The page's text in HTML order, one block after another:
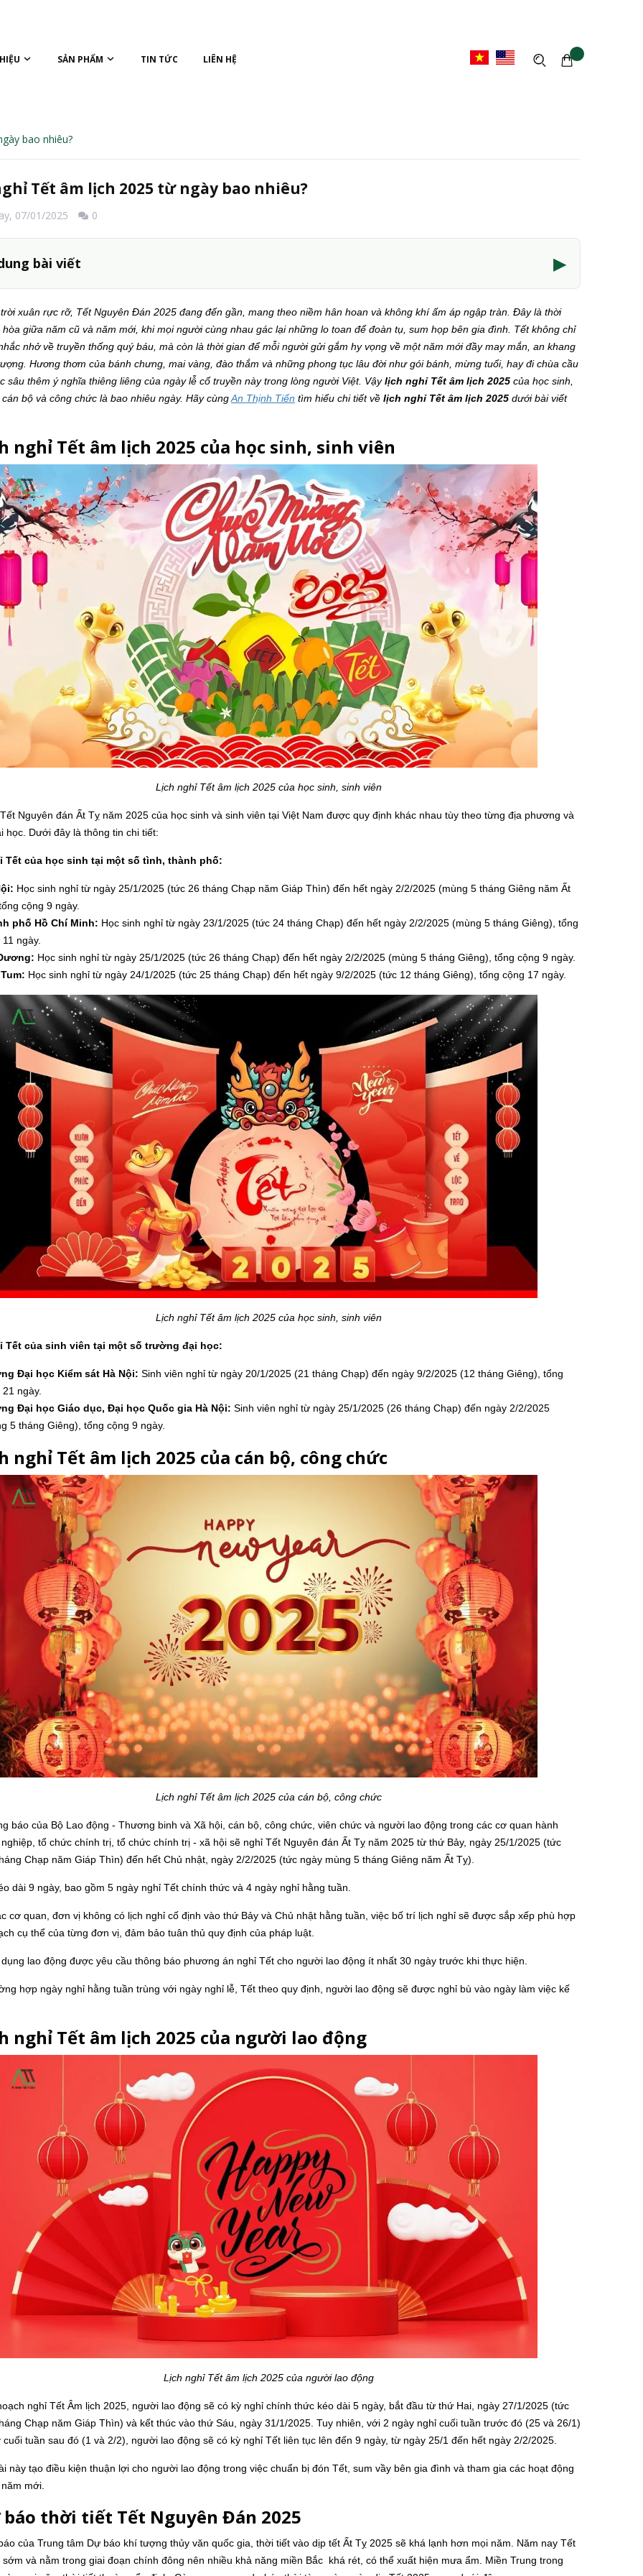
SẢN PHẨM TIN TỨC LIÊN HỆ
bao nhiêu?
Tết âm lịch 2025 từ ngày bao nhiêu?
07/01/2025 0
bài viết ▶
xuân rực rỡ, Tết Nguyên Đán 2025 đang đến gần, mang theo niềm hân hoan và không khí ấm áp ngập tràn. Đây là thời
hòa giữa năm cũ và năm mới, khi mọi người cùng nhau gác lại những lo toan để đoàn tụ, sum họp bên gia đình. Tết không chỉ
nhở về truyền thống quý báu, mà còn là thời gian để mỗi người gửi gắm hy vọng về một năm mới đầy may mắn, an khang
Hương thơm của bánh chưng, mai vàng, đào thắm và những phong tục lâu đời như gói bánh, mừng tuổi, hay đi chùa cầu
sâu thêm ý nghĩa thiêng liêng của ngày lễ cổ truyền này trong lòng người Việt. Vậylịch nghỉ Tết âm lịch 2025 của học sinh,
bộ và công chức là bao nhiêu ngày. Hãy cùngAn Thịnh Tiến tìm hiểu chi tiết về lịch nghỉ Tết âm lịch 2025 dưới bài viết
nghỉ Tết âm lịch 2025 của học sinh, sinh viên
Lịch nghỉ Tết âm lịch 2025 của học sinh, sinh viên
Nguyên đán Ất Tỵ năm 2025 của học sinh và sinh viên tại Việt Nam được quy định khác nhau tùy theo từng địa phương và
học. Dưới đây là thông tin chi tiết:
Tết của học sinh tại một số tình, thành phố:
Học sinh nghỉ từ ngày 25/1/2025 (tức 26 tháng Chạp năm Giáp Thìn) đến hết ngày 2/2/2025 (mùng 5 tháng Giêng năm Ất
cộng 9 ngày.
phố Hồ Chí Minh: Học sinh nghỉ từ ngày 23/1/2025 (tức 24 tháng Chạp) đến hết ngày 2/2/2025 (mùng 5 tháng Giêng), tổng
ngày.
Học sinh nghỉ từ ngày 25/1/2025 (tức 26 tháng Chạp) đến hết ngày 2/2/2025 (mùng 5 tháng Giêng), tổng cộng 9 ngày.
Học sinh nghỉ từ ngày 24/1/2025 (tức 25 tháng Chạp) đến hết ngày 9/2/2025 (tức 12 tháng Giêng), tổng cộng 17 ngày.
Lịch nghỉ Tết âm lịch 2025 của học sinh, sinh viên
Tết của sinh viên tại một số trường đại học:
Đại học Kiểm sát Hà Nội: Sinh viên nghỉ từ ngày 20/1/2025 (21 tháng Chạp) đến ngày 9/2/2025 (12 tháng Giêng), tổng
ngày.
Đại học Giáo dục, Đại học Quốc gia Hà Nội: Sinh viên nghỉ từ ngày 25/1/2025 (26 tháng Chạp) đến ngày 2/2/2025
5 tháng Giêng), tổng cộng 9 ngày.
nghỉ Tết âm lịch 2025 của cán bộ, công chức
Lịch nghỉ Tết âm lịch 2025 của cán bộ, công chức
báo của Bộ Lao động - Thương binh và Xã hội, cán bộ, công chức, viên chức và người lao động trong các cơ quan hành
tổ chức chính trị, tổ chức chính trị - xã hội sẽ nghỉ Tết Nguyên đán Ất Tỵ năm 2025 từ thứ Bảy, ngày 25/1/2025 (tức
Chạp năm Giáp Thìn) đến hết Chủ nhật, ngày 2/2/2025 (tức ngày mùng 5 tháng Giêng năm Ất Tỵ).
dài 9 ngày, bao gồm 5 ngày nghỉ Tết chính thức và 4 ngày nghỉ hằng tuần.
cơ quan, đơn vị không có lịch nghỉ cố định vào thứ Bảy và Chủ nhật hằng tuần, việc bố trí lịch nghỉ sẽ được sắp xếp phù hợp
cụ thể của từng đơn vị, đảm bảo tuân thủ quy định của pháp luật.
lao động được yêu cầu thông báo phương án nghỉ Tết cho người lao động ít nhất 30 ngày trước khi thực hiện.
hợp ngày nghỉ hằng tuần trùng với ngày nghỉ lễ, Tết theo quy định, người lao động sẽ được nghỉ bù vào ngày làm việc kế
nghỉ Tết âm lịch 2025 của người lao động
Lịch nghỉ Tết âm lịch 2025 của người lao động
nghỉ Tết Âm lịch 2025, người lao động sẽ có kỳ nghỉ chính thức kéo dài 5 ngày, bắt đầu từ thứ Hai, ngày 27/1/2025 (tức
Chạp năm Giáp Thìn) và kết thúc vào thứ Sáu, ngày 31/1/2025. Tuy nhiên, với 2 ngày nghỉ cuối tuần trước đó (25 và 26/1)
cuối tuần sau đó (1 và 2/2), người lao động sẽ có kỳ nghỉ Tết liên tục lên đến 9 ngày, từ ngày 25/1 đến hết ngày 2/2/2025.
này tạo điều kiện thuận lợi cho người lao động trong việc chuẩn bị đón Tết, sum vầy bên gia đình và tham gia các hoạt động
mới.
báo thời tiết Tết Nguyên Đán 2025
của Trung tâm Dự báo khí tượng thủy văn quốc gia, thời tiết vào dịp tết Ất Tỵ 2025 sẽ khá lạnh hơn mọi năm. Năm nay Tết
sớm và nằm trong giai đoạn chính đông nên nhiều khả năng miền Bắc khá rét, có thể xuất hiện mưa ẩm. Miền Trung trong